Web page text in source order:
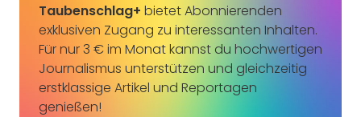
Taubenschlag+ bietet Abonnierenden
exklusiven Zugang zu interessanten Inhalten.
Für nur 3 € im Monat kannst du hochwertigen
Journalismus unterstützen und gleichzeitig
erstklassige Artikel und Reportagen
genießen!